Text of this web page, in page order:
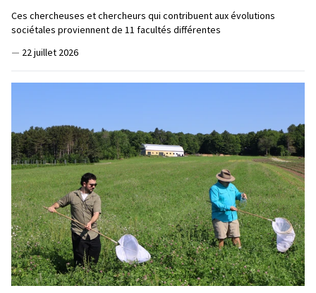
Ces chercheuses et chercheurs qui contribuent aux évolutions
sociétales proviennent de 11 facultés différentes
— 22 juillet 2026